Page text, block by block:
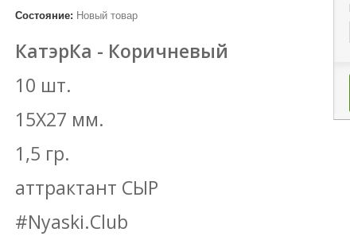
Состояние: Новый товар
КатэрКа - Коричневый
10 шт.
15Х27 мм.
1,5 гр.
аттрактант СЫР
#Nyaski.Club